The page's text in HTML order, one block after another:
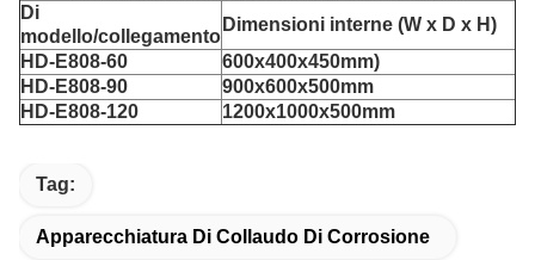
Di
modello/collegamento
Dimensioni interne (W x D x H)
HD-E808-60
600x400x450mm)
HD-E808-90
900x600x500mm
HD-E808-120
1200x1000x500mm
Tag:
Apparecchiatura Di Collaudo Di Corrosione